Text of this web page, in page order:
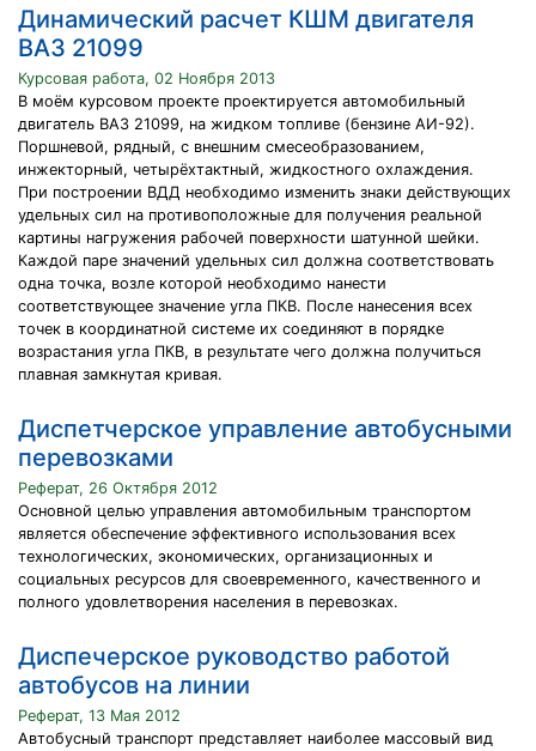
Динамический расчет КШМ двигателя
ВАЗ 21099
Курсовая работа, 02 Ноября 2013
В моём курсовом проекте проектируется автомобильный
двигатель ВАЗ 21099, на жидком топливе (бензине АИ-92).
Поршневой, рядный, с внешним смесеобразованием,
инжекторный, четырёхтактный, жидкостного охлаждения.
При построении ВДД необходимо изменить знаки действующих
удельных сил на противоположные для получения реальной
картины нагружения рабочей поверхности шатунной шейки.
Каждой паре значений удельных сил должна соответствовать
одна точка, возле которой необходимо нанести
соответствующее значение угла ПКВ. После нанесения всех
точек в координатной системе их соединяют в порядке
возрастания угла ПКВ, в результате чего должна получиться
плавная замкнутая кривая.
Диспетчерское управление автобусными
перевозками
Реферат, 26 Октября 2012
Основной целью управления автомобильным транспортом
является обеспечение эффективного использования всех
технологических, экономических, организационных и
социальных ресурсов для своевременного, качественного и
полного удовлетворения населения в перевозках.
Диспечерское руководство работой
автобусов на линии
Реферат, 13 Мая 2012
Автобусный транспорт представляет наиболее массовый вид